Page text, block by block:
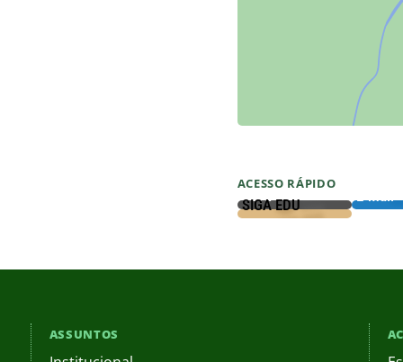
ACESSO RÁPIDO
SUAP E-mail
SIGA EDU
ASSUNTOS